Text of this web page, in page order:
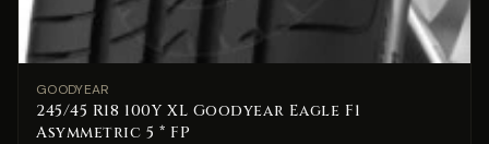
GOODYEAR
245/45 R18 100Y XL Goodyear Eagle F1
Asymmetric 5 * FP